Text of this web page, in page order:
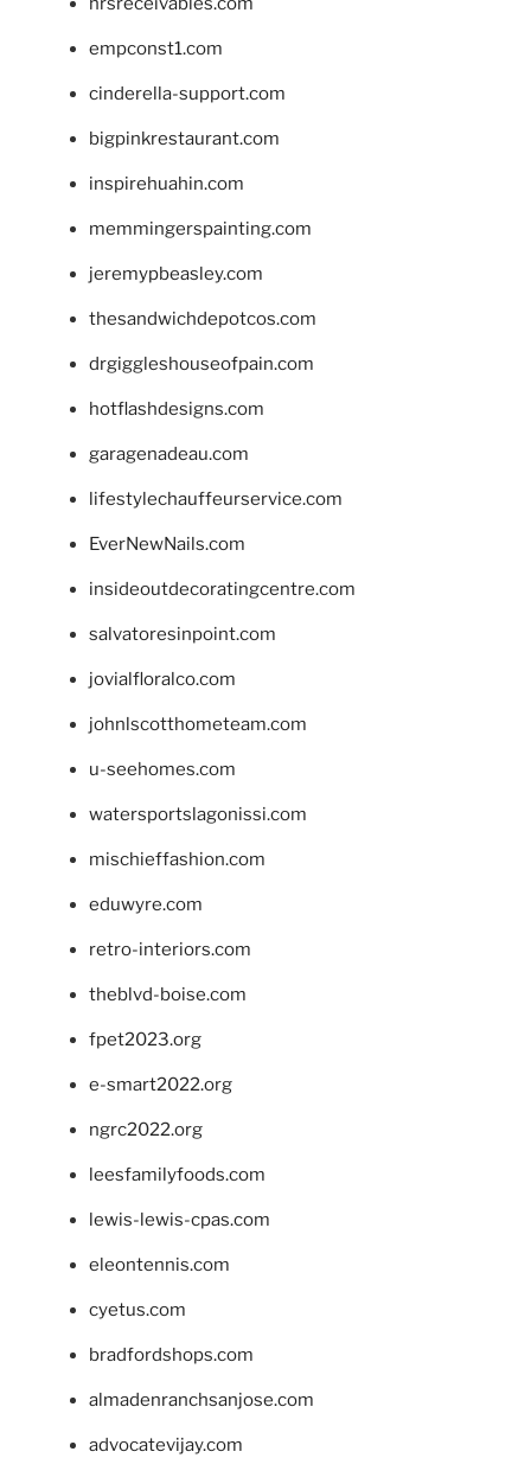
empconst1.com
cinderella-support.com
bigpinkrestaurant.com
inspirehuahin.com
memmingerspainting.com
jeremypbeasley.com
thesandwichdepotcos.com
drgiggleshouseofpain.com
hotflashdesigns.com
garagenadeau.com
lifestylechauffeurservice.com
EverNewNails.com
insideoutdecoratingcentre.com
salvatoresinpoint.com
jovialfloralco.com
johnlscotthometeam.com
u-seehomes.com
watersportslagonissi.com
mischieffashion.com
eduwyre.com
retro-interiors.com
theblvd-boise.com
fpet2023.org
e-smart2022.org
ngrc2022.org
leesfamilyfoods.com
lewis-lewis-cpas.com
eleontennis.com
cyetus.com
bradfordshops.com
almadenranchsanjose.com
advocatevijay.com